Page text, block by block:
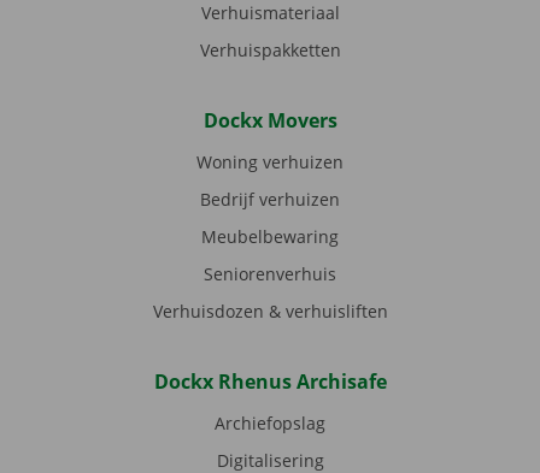
Verhuismateriaal
Verhuispakketten
Dockx Movers
Woning verhuizen
Bedrijf verhuizen
Meubelbewaring
Seniorenverhuis
Verhuisdozen & verhuisliften
Dockx Rhenus Archisafe
Archiefopslag
Digitalisering